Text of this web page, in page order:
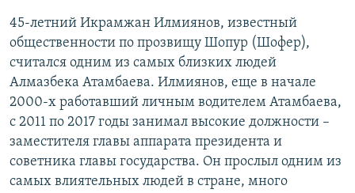
45-летний Икрамжан Илмиянов, известный
общественности по прозвищу Шопур (Шофер),
считался одним из самых близких людей
Алмазбека Атамбаева. Илмиянов, еще в начале
2000-х работавший личным водителем Атамбаева,
с 2011 по 2017 годы занимал высокие должности –
заместителя главы аппарата президента и
советника главы государства. Он прослыл одним из
самых влиятельных людей в стране, много